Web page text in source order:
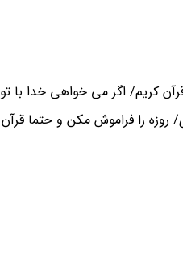
کریم/ اگر می خواهی خدا با تو
را فراموش مکن و حتما قرآن